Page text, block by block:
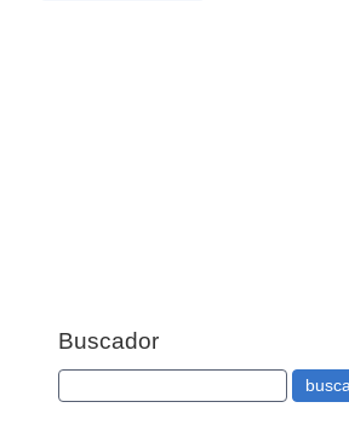
Buscador